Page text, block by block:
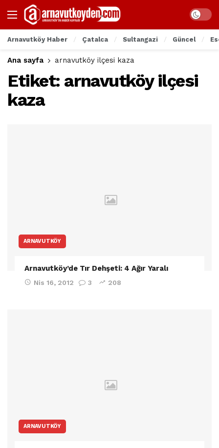
Arnavutköy Haber Çatalca Sultangazi Güncel
Ana sayfa arnavutköy ilçesi kaza
Etiket: arnavutköy ilçesi
kaza
ARNAVUTKÖY
Arnavutköy’de Tır Dehşeti: 4 Ağır Yaralı
Nis 16, 2012 3 208
ARNAVUTKÖY